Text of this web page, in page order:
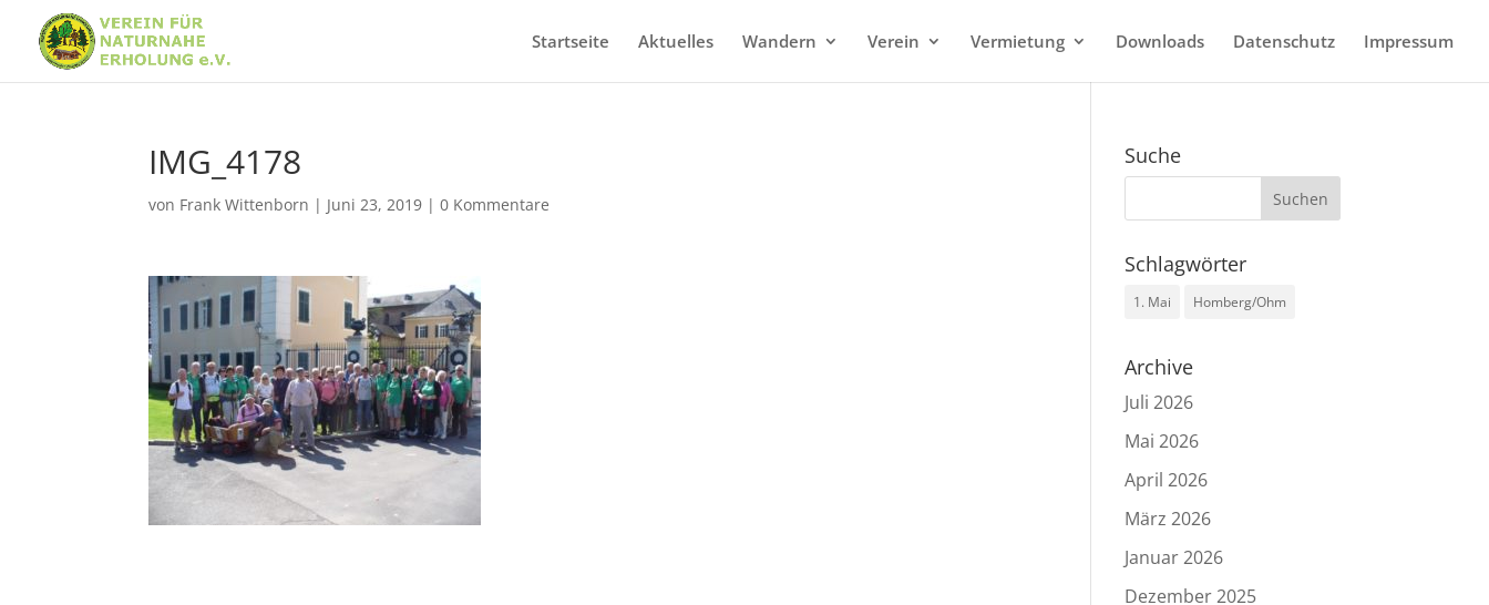
Startseite Aktuelles Wandern Verein Vermietung Downloads Datenschutz Impressum
IMG_4178
von Frank Wittenborn | Juni 23, 2019 |0 Kommentare
Suche
Schlagwörter
1. Mai Homberg/Ohm
Archive
Juli 2026
Mai 2026
April 2026
März 2026
Januar 2026
Dezember 2025